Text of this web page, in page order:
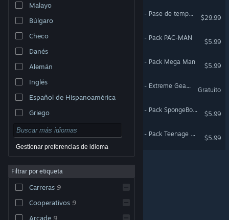
© Valve Corporation. Todos los derechos reservados.
respectivos dueños en EE. UU. y otros países.
Acuerdo de Suscriptor a Steam
Cookies
Malayo
Búlgaro
Checo
Danés
Alemán
Inglés
Español de Hispanoamérica
Griego
Gestionar preferencias de idioma
Filtrar por etiqueta
Carreras 9
Cooperativos 9
Arcade 9
Sonic Racing: CrossWorlds - Pase de temporada
$29.99
Sonic Racing: CrossWorlds - Pack PAC-MAN
$5.99
Sonic Racing: CrossWorlds - Pack Mega Man
$5.99
Sonic Racing: CrossWorlds - Extreme Gear «Blue Star»
Gratuito
Sonic Racing: CrossWorlds - Pack SpongeBob SquarePants
$5.99
Sonic Racing: CrossWorlds - Pack Teenage Mutant Ninja Turtles
$5.99